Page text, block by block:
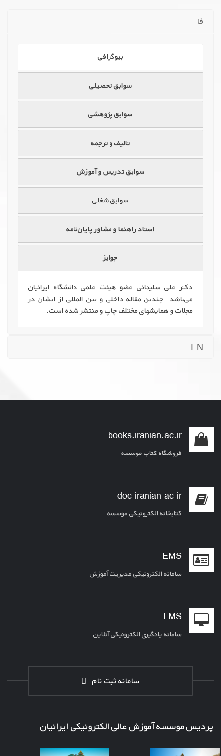
فا
بیوگرافی
سوابق تحصیلی
سوابق پژوهشی
تالیف و ترجمه
سوابق تدریس و آموزش
سوابق شغلی
استاد راهنما و مشاور پایان‌نامه
جوایز
دکتر علی سلیمانی عضو هیئت علمی دانشگاه ایرانیان
می‌باشد. چندین مقاله داخلی و بین المللی از ایشان در
مجلات و همایشهای مختلف چاپ و منتشر شده است.
EN
books.iranian.ac.ir
فروشگاه کتاب موسسه
doc.iranian.ac.ir
کتابخانه الکترونیکی موسسه
EMS
سامانه الکترونیکی مدیریت آموزش
LMS
سامانه یادگیری الکترونیکی آنلاین
سامانه ثبت نام
پردیس موسسه آموزش عالی الکترونیکی ایرانیان